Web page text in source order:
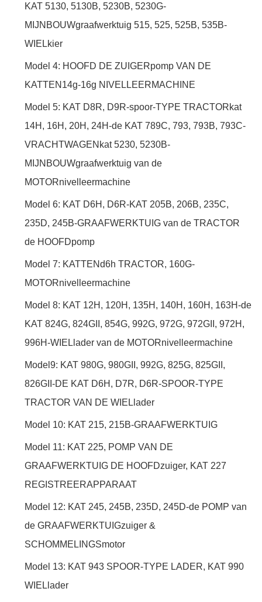
KAT 5130, 5130B, 5230B, 5230G-
MIJNBOUWgraafwerktuig 515, 525, 525B, 535B-
WIELkier
Model 4: HOOFD DE ZUIGERpomp VAN DE
KATTEN14g-16g NIVELLEERMACHINE
Model 5: KAT D8R, D9R-spoor-TYPE TRACTORkat
14H, 16H, 20H, 24H-de KAT 789C, 793, 793B, 793C-
VRACHTWAGENkat 5230, 5230B-
MIJNBOUWgraafwerktuig van de
MOTORnivelleermachine
Model 6: KAT D6H, D6R-KAT 205B, 206B, 235C,
235D, 245B-GRAAFWERKTUIG van de TRACTOR
de HOOFDpomp
Model 7: KATTENd6h TRACTOR, 160G-
MOTORnivelleermachine
Model 8: KAT 12H, 120H, 135H, 140H, 160H, 163H-de
KAT 824G, 824GII, 854G, 992G, 972G, 972GII, 972H,
996H-WIELlader van de MOTORnivelleermachine
Model9: KAT 980G, 980GII, 992G, 825G, 825GII,
826GII-DE KAT D6H, D7R, D6R-SPOOR-TYPE
TRACTOR VAN DE WIELlader
Model 10: KAT 215, 215B-GRAAFWERKTUIG
Model 11: KAT 225, POMP VAN DE
GRAAFWERKTUIG DE HOOFDzuiger, KAT 227
REGISTREERAPPARAAT
Model 12: KAT 245, 245B, 235D, 245D-de POMP van
de GRAAFWERKTUIGzuiger &
SCHOMMELINGSmotor
Model 13: KAT 943 SPOOR-TYPE LADER, KAT 990
WIELlader